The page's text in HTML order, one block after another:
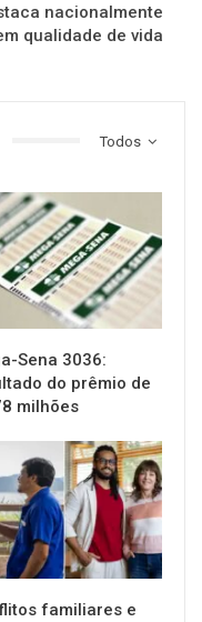
nacionalmente
qualidade de vida
Todos
Sena 3036:
do prêmio de
milhões
familiares e